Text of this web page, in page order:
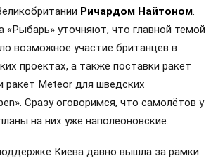
Ричардом Найтоном.
«Рыбарь» уточняют, что главной темой
возможное участие британцев в
проектах, а также поставки ракет
ракет Meteor для шведских
Сразу оговоримся, что самолётов у
на них уже наполеоновские.
Киева давно вышла за рамки